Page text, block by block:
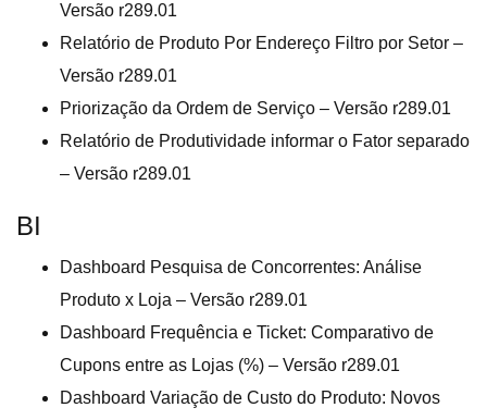
Versão r289.01
Relatório de Produto Por Endereço Filtro por Setor –
Versão r289.01
Priorização da Ordem de Serviço – Versão r289.01
Relatório de Produtividade informar o Fator separado
– Versão r289.01
BI
Dashboard Pesquisa de Concorrentes: Análise
Produto x Loja – Versão r289.01
Dashboard Frequência e Ticket: Comparativo de
Cupons entre as Lojas (%) – Versão r289.01
Dashboard Variação de Custo do Produto: Novos